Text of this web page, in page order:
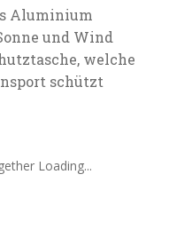
Aluminium
und Wind
welche
schützt
Loading...